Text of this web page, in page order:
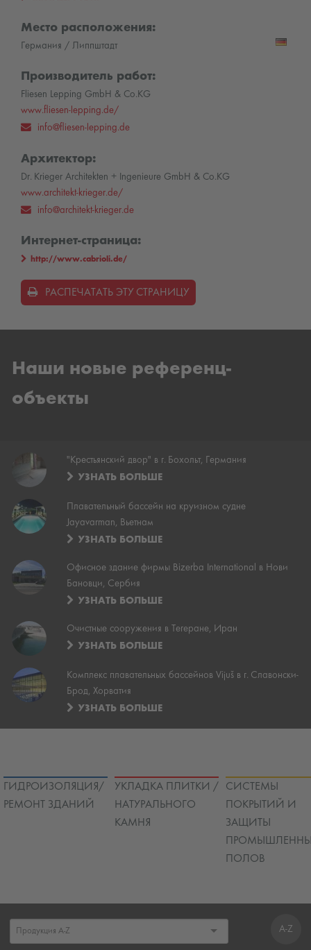
Место расположения:
Германия / Липпштадт
Производитель работ:
Fliesen Lepping GmbH & Co.KG
www.fliesen-lepping.de/
info@fliesen-lepping.de
Архитектор:
Dr. Krieger Architekten + Ingenieure GmbH & Co.KG
www.architekt-krieger.de/
info@architekt-krieger.de
Интернет-страница:
http://www.cabrioli.de/
РАСПЕЧАТАТЬ ЭТУ СТРАНИЦУ
Наши новые референц-
объекты
"Крестьянский двор" в г. Бохольт, Германия
УЗНАТЬ БОЛЬШЕ
Плавательный бассейн на круизном судне
Jayavarman, Вьетнам
УЗНАТЬ БОЛЬШЕ
Офисное здание фирмы Bizerba International в Нови
Бановци, Сербия
УЗНАТЬ БОЛЬШЕ
Очистные сооружения в Тегеране, Иран
УЗНАТЬ БОЛЬШЕ
Комплекс плавательных бассейнов Vijuš в г. Славонски-
Брод, Хорватия
УЗНАТЬ БОЛЬШЕ
ГИДРОИЗОЛЯЦИЯ/
РЕМОНТ ЗДАНИЙ
УКЛАДКА ПЛИТКИ /
НАТУРАЛЬНОГО
КАМНЯ
СИСТЕМЫ
ПОКРЫТИЙ И
ЗАЩИТЫ
ПОЛОВ
A-Z